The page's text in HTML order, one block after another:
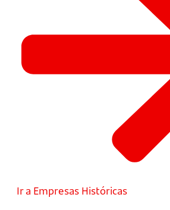
Ir a Empresas Históricas